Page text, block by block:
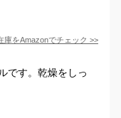
庫をAmazonでチェック >>
です。乾燥をしっ